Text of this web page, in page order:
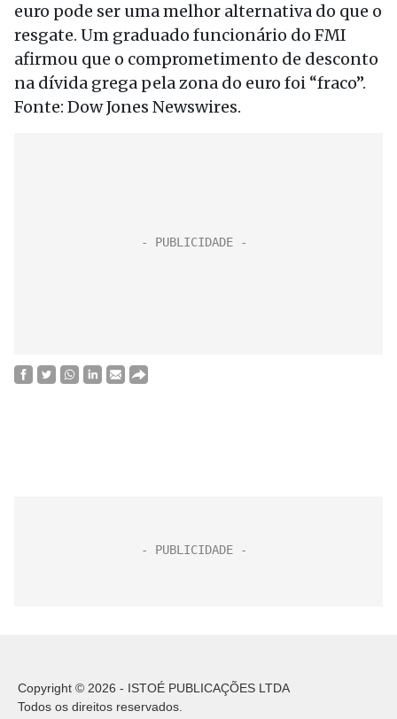
euro pode ser uma melhor alternativa do que o
resgate. Um graduado funcionário do FMI
afirmou que o comprometimento de desconto
na dívida grega pela zona do euro foi “fraco”.
Fonte: Dow Jones Newswires.
Copyright © 2026 - ISTOÉ PUBLICAÇÕES LTDA
Todos os direitos reservados.